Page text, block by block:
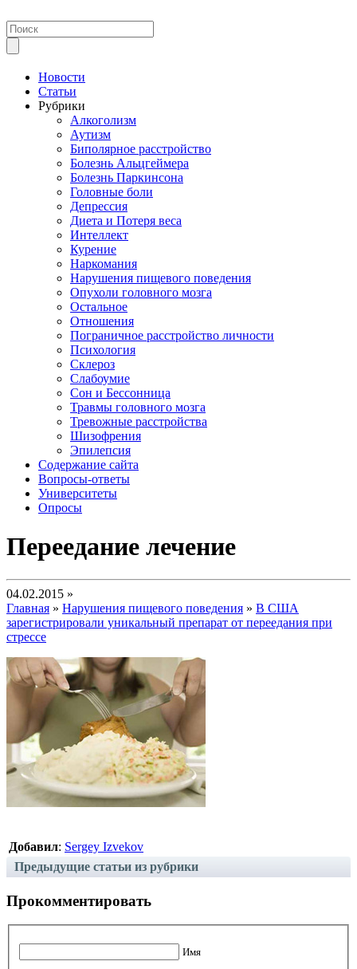
Новости
Статьи
Рубрики
Алкоголизм
Аутизм
Биполярное расстройство
Болезнь Альцгеймера
Болезнь Паркинсона
Головные боли
Депрессия
Диета и Потеря веса
Интеллект
Курение
Наркомания
Нарушения пищевого поведения
Опухоли головного мозга
Остальное
Отношения
Пограничное расстройство личности
Психология
Склероз
Слабоумие
Сон и Бессонница
Травмы головного мозга
Тревожные расстройства
Шизофрения
Эпилепсия
Содержание сайта
Вопросы-ответы
Университеты
Опросы
Переедание лечение
04.02.2015 »
Главная » Нарушения пищевого поведения » В США
зарегистрировали уникальный препарат от переедания при
стрессе
Добавил: Sergey Izvekov
Предыдущие статьи из рубрики
Прокомментировать
Имя